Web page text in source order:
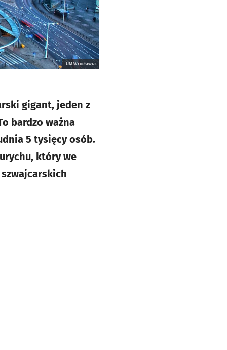
UM Wrocławia
gigant, jeden z
bardzo ważna
5 tysięcy osób.
który we
szwajcarskich